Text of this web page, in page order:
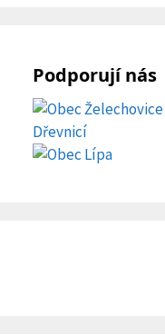
Podporují nás